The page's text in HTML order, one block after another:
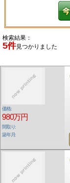
検索結果：
5件見つかりました
価格:
980万円
間取り:
築年月: